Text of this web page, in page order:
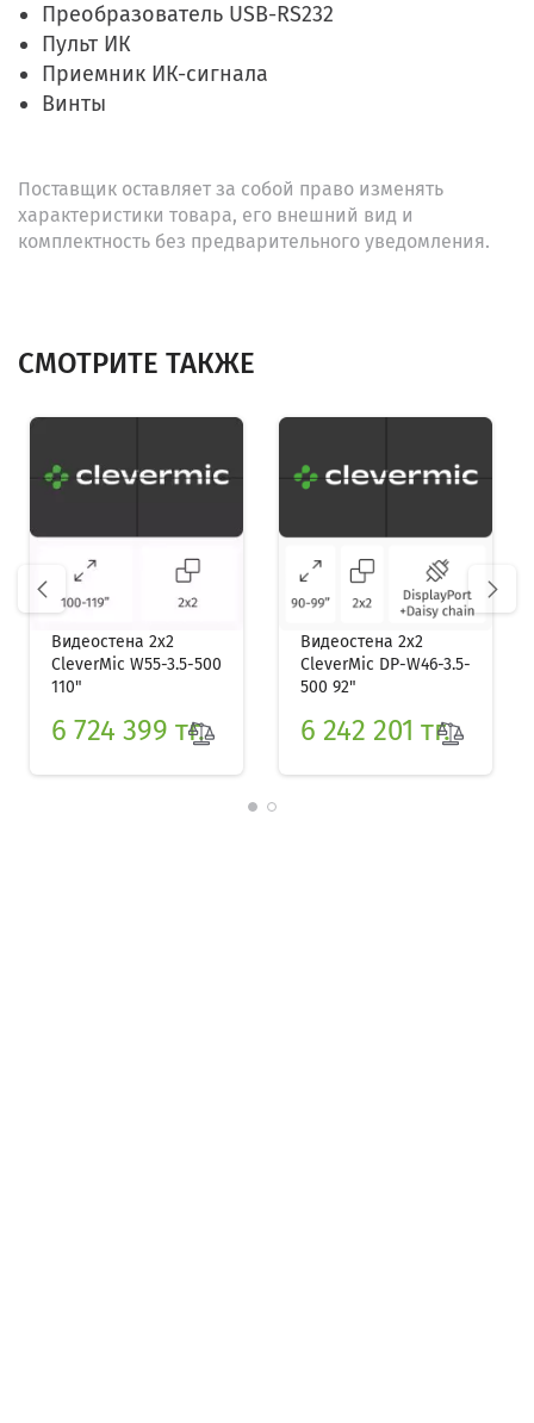
Преобразователь USB-RS232
Пульт ИК
Приемник ИК-сигнала
Винты
Поставщик оставляет за собой право изменять
характеристики товара, его внешний вид и
комплектность без предварительного уведомления.
СМОТРИТЕ ТАКЖЕ
Видеостена 2x2
CleverMic W55-3.5-500
110"
6 724 399 тг.
Видеостена 2x2
CleverMic DP-W46-3.5-
500 92"
6 242 201 тг.